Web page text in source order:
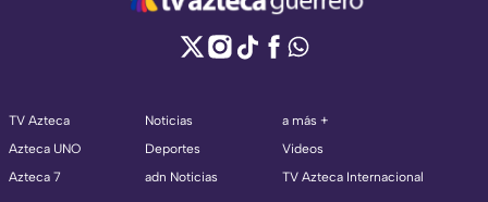
TV Azteca
Azteca UNO
Azteca 7
Noticias
Deportes
adn Noticias
a más +
Videos
TV Azteca Internacional